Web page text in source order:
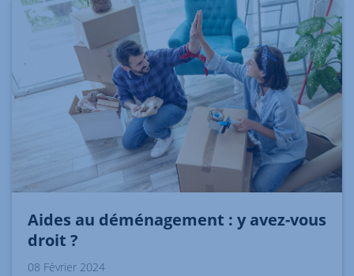
Aides au déménagement : y avez-vous
droit ?
08 Février 2024